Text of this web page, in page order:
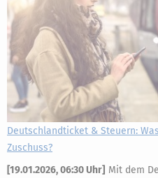
Deutschlandticket & Steuern:
Zuschuss?
[19.01.2026, 06:30 Uhr] Mit dem